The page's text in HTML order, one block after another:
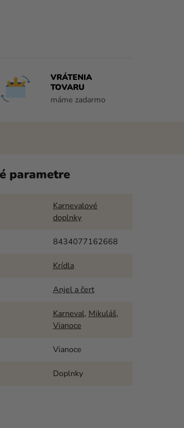
VRÁTENIA
TOVARU
máme zadarmo
parametre
Karnevalové
doplnky
8434077162668
Krídla
Anjel a čert
Karneval, Mikuláš,
Vianoce
Vianoce
Doplnky